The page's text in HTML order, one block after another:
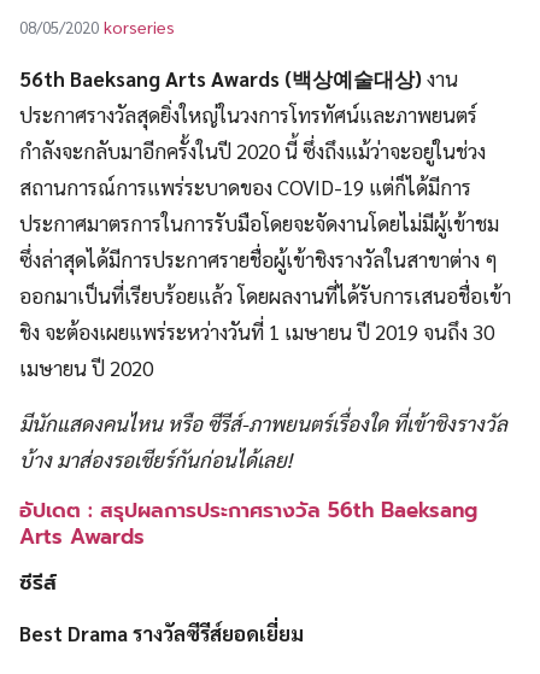
08/05/2020 korseries
56th Baeksang Arts Awards (백상예술대상)งาน
ประกาศรางวัลสุดยิ่งใหญ่ในวงการโทรทัศน์และภาพยนตร์
กำลังจะกลับมาอีกครั้งในปี 2020 นี้ ซึ่งถึงแม้ว่าจะอยู่ในช่วง
สถานการณ์การแพร่ระบาดของ COVID-19 แต่ก็ได้มีการ
ประกาศมาตรการในการรับมือโดยจะจัดงานโดยไม่มีผู้เข้าชม
ซึ่งล่าสุดได้มีการประกาศรายชื่อผู้เข้าชิงรางวัลในสาขาต่าง ๆ
ออกมาเป็นที่เรียบร้อยแล้ว โดยผลงานที่ได้รับการเสนอชื่อเข้า
ชิง จะต้องเผยแพร่ระหว่างวันที่ 1 เมษายน ปี 2019 จนถึง 30
เมษายน ปี 2020
มีนักแสดงคนไหน หรือ ซีรีส์-ภาพยนตร์เรื่องใด ที่เข้าชิงรางวัล
บ้าง มาส่องรอเชียร์กันก่อนได้เลย!
อัปเดต : สรุปผลการประกาศรางวัล 56th Baeksang
Arts Awards
ซีรีส์
Best Drama รางวัลซีรีส์ยอดเยี่ยม